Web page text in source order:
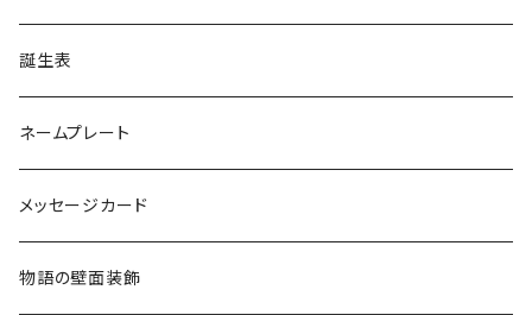
誕生表
ネームプレート
メッセージカード
物語の壁面装飾